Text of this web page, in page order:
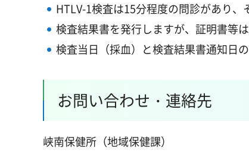
HTLV-1検査は15分程度の問診があり、
検査結果書を発行しますが、証明書等
検査当日（採血）と検査結果書通知日
お問い合わせ・連絡先
峡南保健所（地域保健課）